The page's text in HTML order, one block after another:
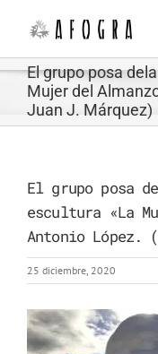
contenido
El grupo posa
Mujer del
Juan J. Márquez)
El grupo posa
escultura «La
Antonio López.
25 diciembre, 2020